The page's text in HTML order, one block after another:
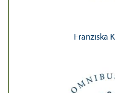
Franziska